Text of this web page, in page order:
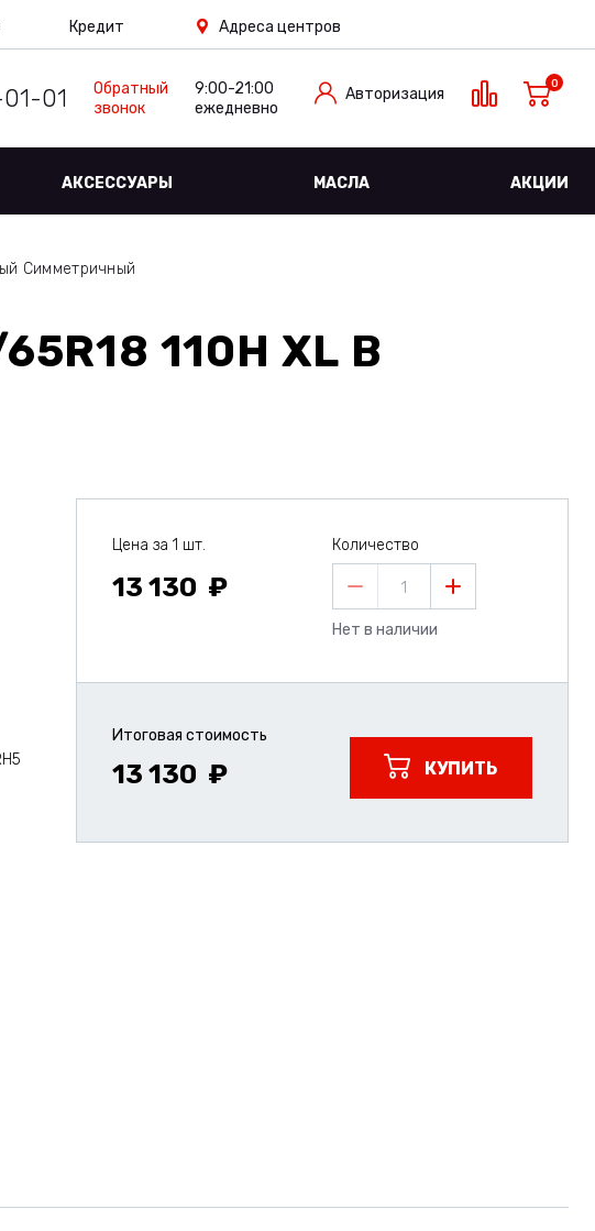
Кредит Адреса центров
01
Обратный
звонок
9:00-21:00
ежедневно
Авторизация
0
АКСЕССУАРЫ МАСЛА АКЦИИ
Симметричный
110H XL В
Цена за 1 шт.
13 130
Количество
1
Нет в наличии
Итоговая стоимость
13 130 КУПИТЬ